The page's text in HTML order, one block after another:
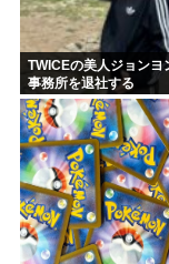
TWICEの美人ジョンヨ
事務所を退社する